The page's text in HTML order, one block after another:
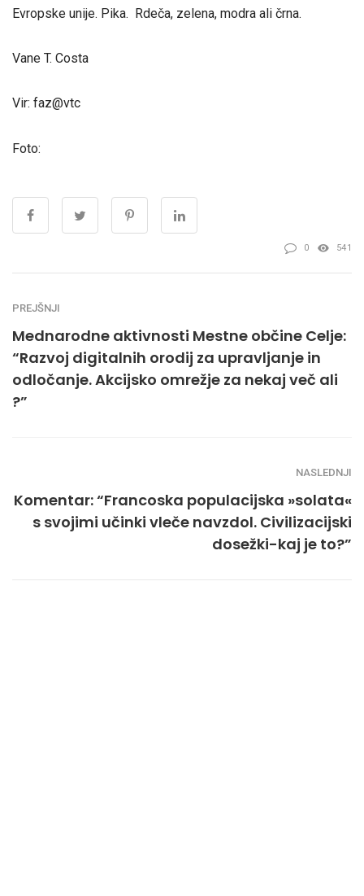
Evropske unije. Pika. Rdeča, zelena, modra ali črna.
Vane T. Costa
Vir: faz@vtc
Foto:
0 541
PREJŠNJI
Mednarodne aktivnosti Mestne občine Celje:
“Razvoj digitalnih orodij za upravljanje in
odločanje. Akcijsko omrežje za nekaj več ali
?”
NASLEDNJI
Komentar: “Francoska populacijska »solata«
s svojimi učinki vleče navzdol. Civilizacijski
dosežki-kaj je to?”